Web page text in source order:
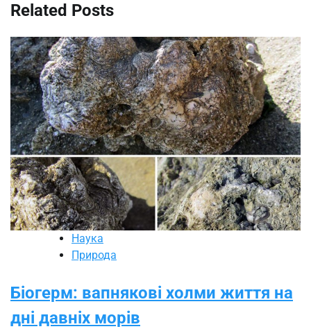
Related Posts
Наука
Природа
Біогерм: вапнякові холми життя на
дні давніх морів